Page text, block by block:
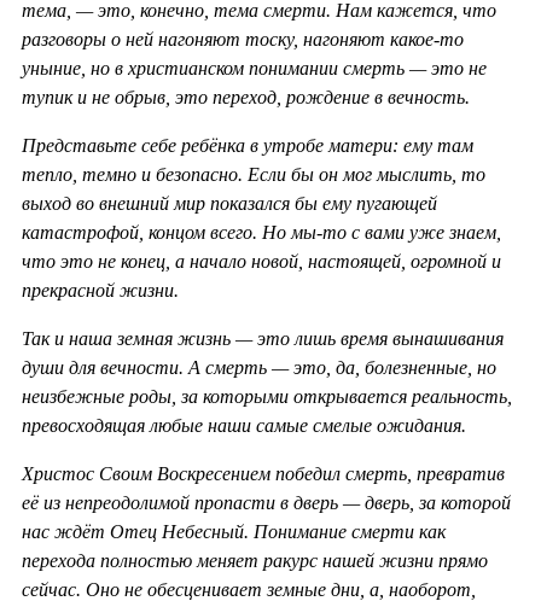
тема, — это, конечно, тема смерти. Нам кажется, что
разговоры о ней нагоняют тоску, нагоняют какое-то
уныние, но в христианском понимании смерть — это не
тупик и не обрыв, это переход, рождение в вечность.
Представьте себе ребёнка в утробе матери: ему там
тепло, темно и безопасно. Если бы он мог мыслить, то
выход во внешний мир показался бы ему пугающей
катастрофой, концом всего. Но мы-то с вами уже знаем,
что это не конец, а начало новой, настоящей, огромной и
прекрасной жизни.
Так и наша земная жизнь — это лишь время вынашивания
души для вечности. А смерть — это, да, болезненные, но
неизбежные роды, за которыми открывается реальность,
превосходящая любые наши самые смелые ожидания.
Христос Своим Воскресением победил смерть, превратив
её из непреодолимой пропасти в дверь — дверь, за которой
нас ждёт Отец Небесный. Понимание смерти как
перехода полностью меняет ракурс нашей жизни прямо
сейчас. Оно не обесценивает земные дни, а, наоборот,